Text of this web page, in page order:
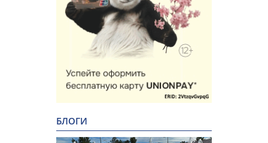
БЛОГИ